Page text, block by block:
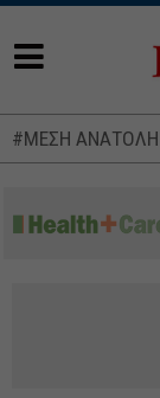
#ΜΕΣΗ ΑΝΑΤΟΛΗ